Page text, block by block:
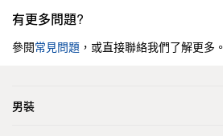
有更多問題?
參閱常見問題 ，或直接聯絡我們了解更多。
男裝